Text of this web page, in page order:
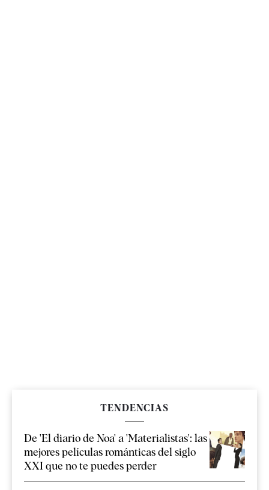
TENDENCIAS
De 'El diario de Noa' a 'Materialistas': las
mejores películas románticas del siglo
XXI que no te puedes perder